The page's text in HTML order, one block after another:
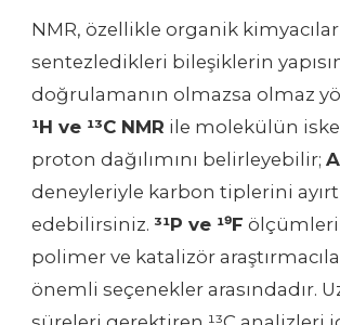
NMR, özellikle organik
sentezledikleri bileşiklerin
doğrulamanın olmazsa olmaz
¹H ve ¹³C NMR ile molekülün
proton dağılımını belirleyebilir;
deneyleriyle karbon tiplerini ayırt
edebilirsiniz. ³¹P ve ¹⁹F ölçümleri
polimer ve katalizör
önemli seçenekler arasındadır.